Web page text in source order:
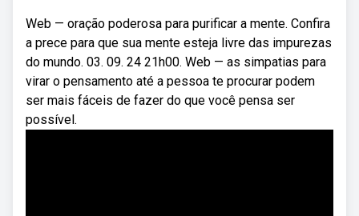
Web — oração poderosa para purificar a mente. Confira
a prece para que sua mente esteja livre das impurezas
do mundo. 03. 09. 24 21h00. Web — as simpatias para
virar o pensamento até a pessoa te procurar podem
ser mais fáceis de fazer do que você pensa ser
possível.